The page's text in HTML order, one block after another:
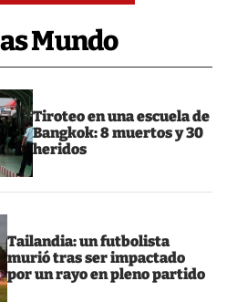
Mundo
Tiroteo en una escuela de
Bangkok: 8 muertos y 30
heridos
Tailandia: un futbolista
murió tras ser impactado
por un rayo en pleno partido